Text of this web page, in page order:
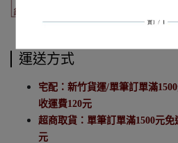
運送方式
宅配：新竹貨運/單筆訂單滿
收運費120元
超商取貨：單筆訂單滿1500元
元